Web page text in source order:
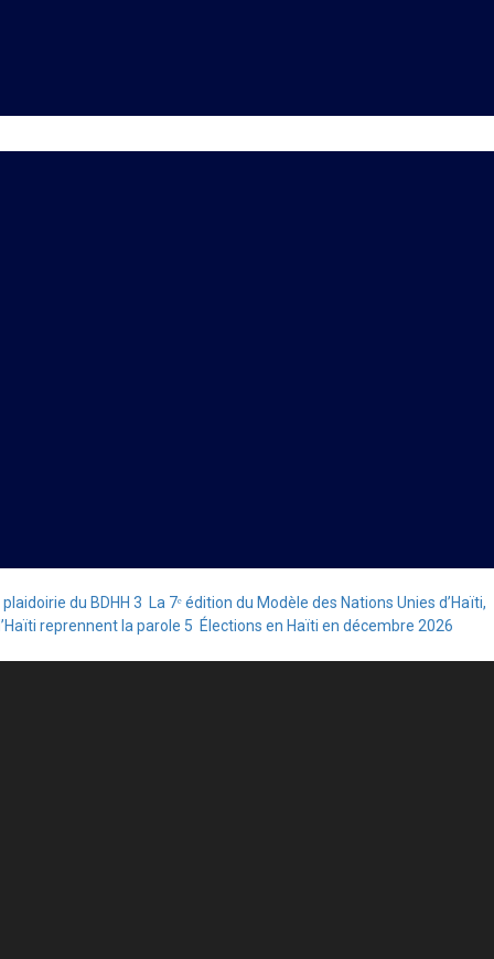
du BDHH 3
La 7ᵉ édition du Modèle des Nations Unies d’Haïti,
reprennent la parole 5 Élections en Haïti en décembre 2026